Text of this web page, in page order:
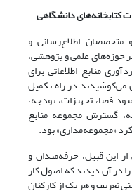
دانشگاهی
متخصصان اطلاع‌رسانی و
حوزه‌های علمی و پژوهشی،
منابع اطلاعاتی برای
می‌کوشیدند در راه تکمیل
فضا، تجهیزات، بودجه،
گسترش مجموعة منابع
«مجموعه‌مداری» بود.
این قبیل، حرفه‌مندان و
در آن دیدند که اصول کار
تعریف و هر یک از کارکنان